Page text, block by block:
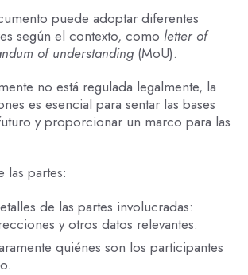
puede adoptar diferentes
según el contexto, como letter of
of understanding(MoU).
no está regulada legalmente, la
es esencial para sentar las bases
y proporcionar un marco para las
las partes:
de las partes involucradas:
y otros datos relevantes.
quiénes son los participantes